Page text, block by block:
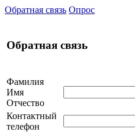
Обратная связь Опрос
Обратная связь
Фамилия
Имя
Отчество
Контактный
телефон